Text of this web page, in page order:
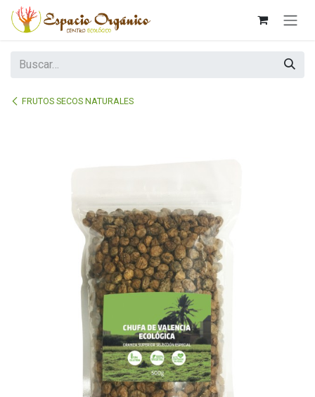
Ir al contenido
FRUTOS SECOS NATURALES